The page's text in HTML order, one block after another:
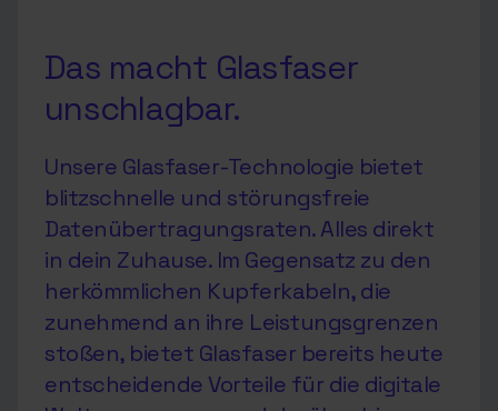
Das macht Glasfaser
unschlagbar.
Unsere Glasfaser-Technologie bietet
blitzschnelle und störungsfreie
Datenübertragungsraten. Alles direkt
in dein Zuhause. Im Gegensatz zu den
herkömmlichen Kupferkabeln, die
zunehmend an ihre Leistungsgrenzen
stoßen, bietet Glasfaser bereits heute
entscheidende Vorteile für die digitale